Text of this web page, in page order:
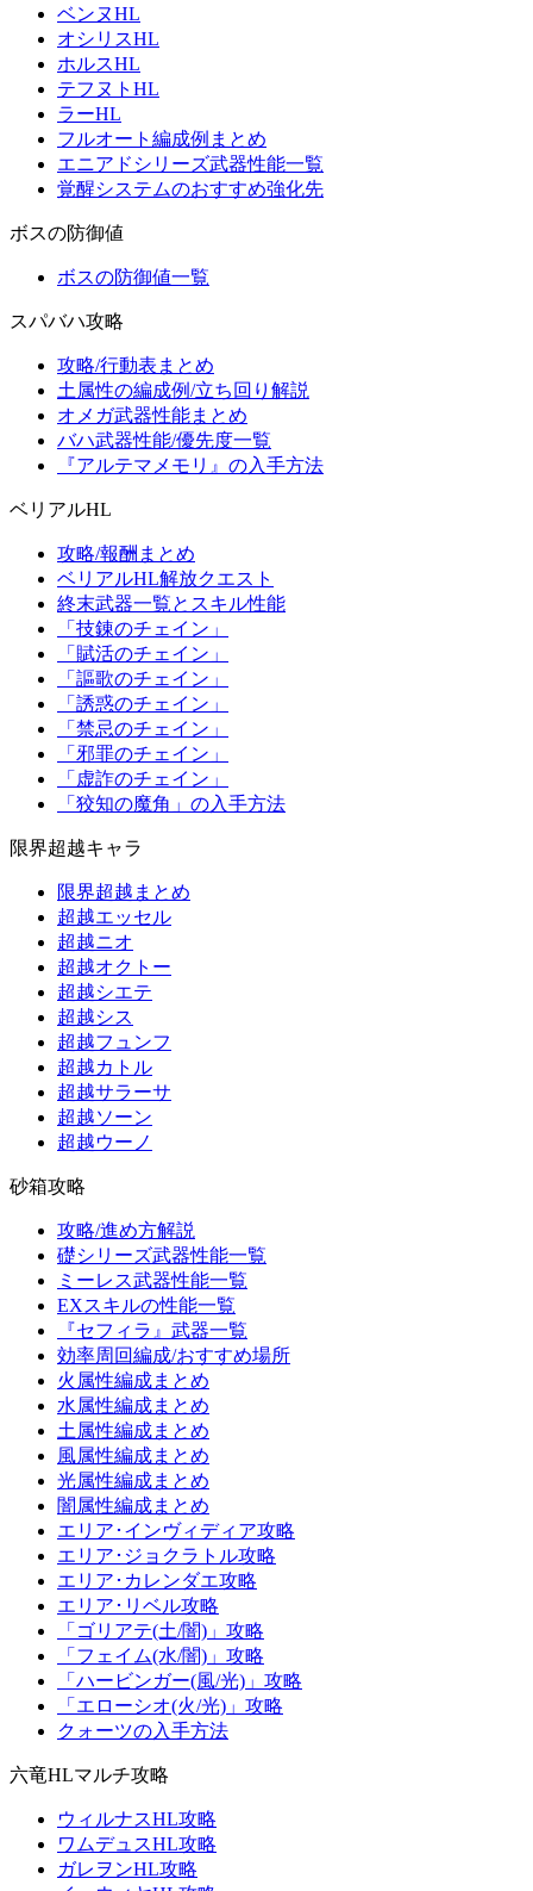
ベンヌHL
オシリスHL
ホルスHL
テフヌトHL
ラーHL
フルオート編成例まとめ
エニアドシリーズ武器性能一覧
覚醒システムのおすすめ強化先
ボスの防御値
ボスの防御値一覧
スパバハ攻略
攻略/行動表まとめ
土属性の編成例/立ち回り解説
オメガ武器性能まとめ
バハ武器性能/優先度一覧
『アルテマメモリ』の入手方法
ベリアルHL
攻略/報酬まとめ
ベリアルHL解放クエスト
終末武器一覧とスキル性能
「技錬のチェイン」
「賦活のチェイン」
「謳歌のチェイン」
「誘惑のチェイン」
「禁忌のチェイン」
「邪罪のチェイン」
「虚詐のチェイン」
「狡知の魔角」の入手方法
限界超越キャラ
限界超越まとめ
超越エッセル
超越ニオ
超越オクトー
超越シエテ
超越シス
超越フュンフ
超越カトル
超越サラーサ
超越ソーン
超越ウーノ
砂箱攻略
攻略/進め方解説
礎シリーズ武器性能一覧
ミーレス武器性能一覧
EXスキルの性能一覧
『セフィラ』武器一覧
効率周回編成/おすすめ場所
火属性編成まとめ
水属性編成まとめ
土属性編成まとめ
風属性編成まとめ
光属性編成まとめ
闇属性編成まとめ
エリア･インヴィディア攻略
エリア･ジョクラトル攻略
エリア･カレンダエ攻略
エリア･リベル攻略
「ゴリアテ(土/闇)」攻略
「フェイム(水/闇)」攻略
「ハービンガー(風/光)」攻略
「エローシオ(火/光)」攻略
クォーツの入手方法
六竜HLマルチ攻略
ウィルナスHL攻略
ワムデュスHL攻略
ガレヲンHL攻略